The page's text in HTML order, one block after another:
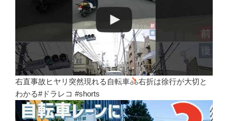
右直事故ヒヤリ突然現れる自転車
右折は徐行が大切と
わかる#ドラレコ #shorts